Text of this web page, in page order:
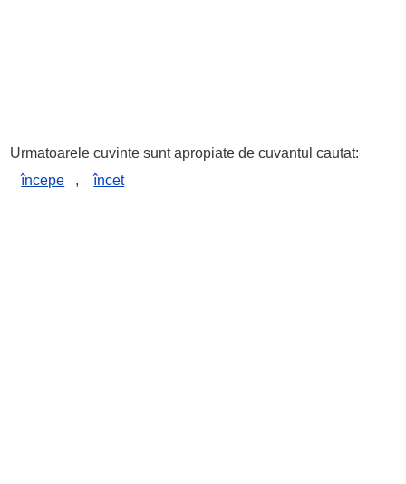
Urmatoarele cuvinte sunt apropiate de cuvantul cautat:
începe
, încet